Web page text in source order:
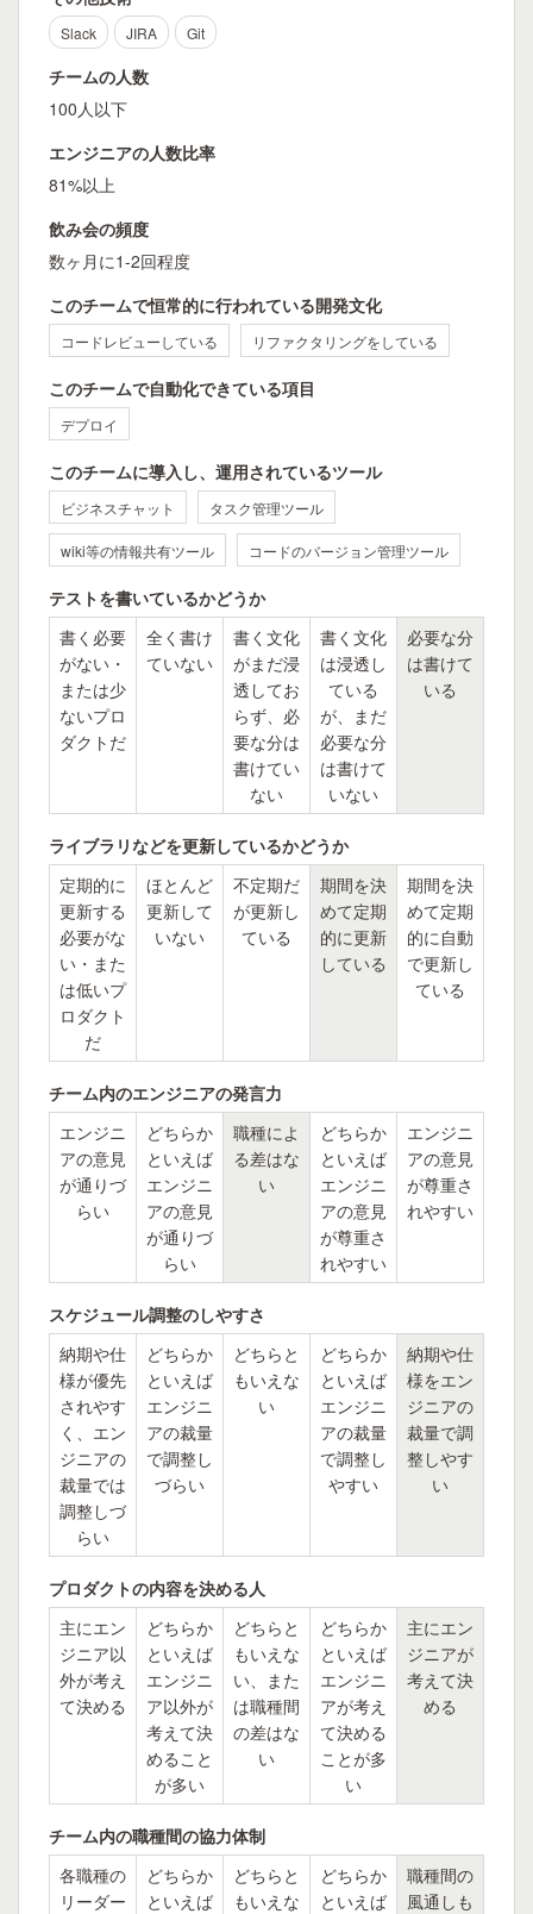
Slack JIRA Git
チームの人数
100人以下
エンジニアの人数比率
81%以上
飲み会の頻度
数ヶ月に1-2回程度
このチームで恒常的に行われている開発文化
コードレビューしている リファクタリングをしている
このチームで自動化できている項目
デプロイ
このチームに導入し、運用されているツール
ビジネスチャット タスク管理ツール
wiki等の情報共有ツール コードのバージョン管理ツール
テストを書いているかどうか
書く必要
がない・
または少
ないプロ
ダクトだ
全く書け
ていない
書く文化
がまだ浸
透してお
らず、必
要な分は
書けてい
ない
書く文化
は浸透し
ている
が、まだ
必要な分
は書けて
いない
必要な分
は書けて
いる
ライブラリなどを更新しているかどうか
定期的に
更新する
必要がな
い・また
は低いプ
ロダクト
だ
ほとんど
更新して
いない
不定期だ
が更新し
ている
期間を決
めて定期
的に更新
している
期間を決
めて定期
的に自動
で更新し
ている
チーム内のエンジニアの発言力
エンジニ
アの意見
が通りづ
らい
どちらか
といえば
エンジニ
アの意見
が通りづ
らい
職種によ
る差はな
い
どちらか
といえば
エンジニ
アの意見
が尊重さ
れやすい
エンジニ
アの意見
が尊重さ
れやすい
スケジュール調整のしやすさ
納期や仕
様が優先
されやす
く、エン
ジニアの
裁量では
調整しづ
らい
どちらか
といえば
エンジニ
アの裁量
で調整し
づらい
どちらと
もいえな
い
どちらか
といえば
エンジニ
アの裁量
で調整し
やすい
納期や仕
様をエン
ジニアの
裁量で調
整しやす
い
プロダクトの内容を決める人
主にエン
ジニア以
外が考え
て決める
どちらか
といえば
エンジニ
ア以外が
考えて決
めること
が多い
どちらと
もいえな
い、また
は職種間
の差はな
い
どちらか
といえば
エンジニ
アが考え
て決める
ことが多
い
主にエン
ジニアが
考えて決
める
チーム内の職種間の協力体制
各職種の
リーダー
どちらか
といえば
どちらと
もいえな
どちらか
といえば
職種間の
風通しも